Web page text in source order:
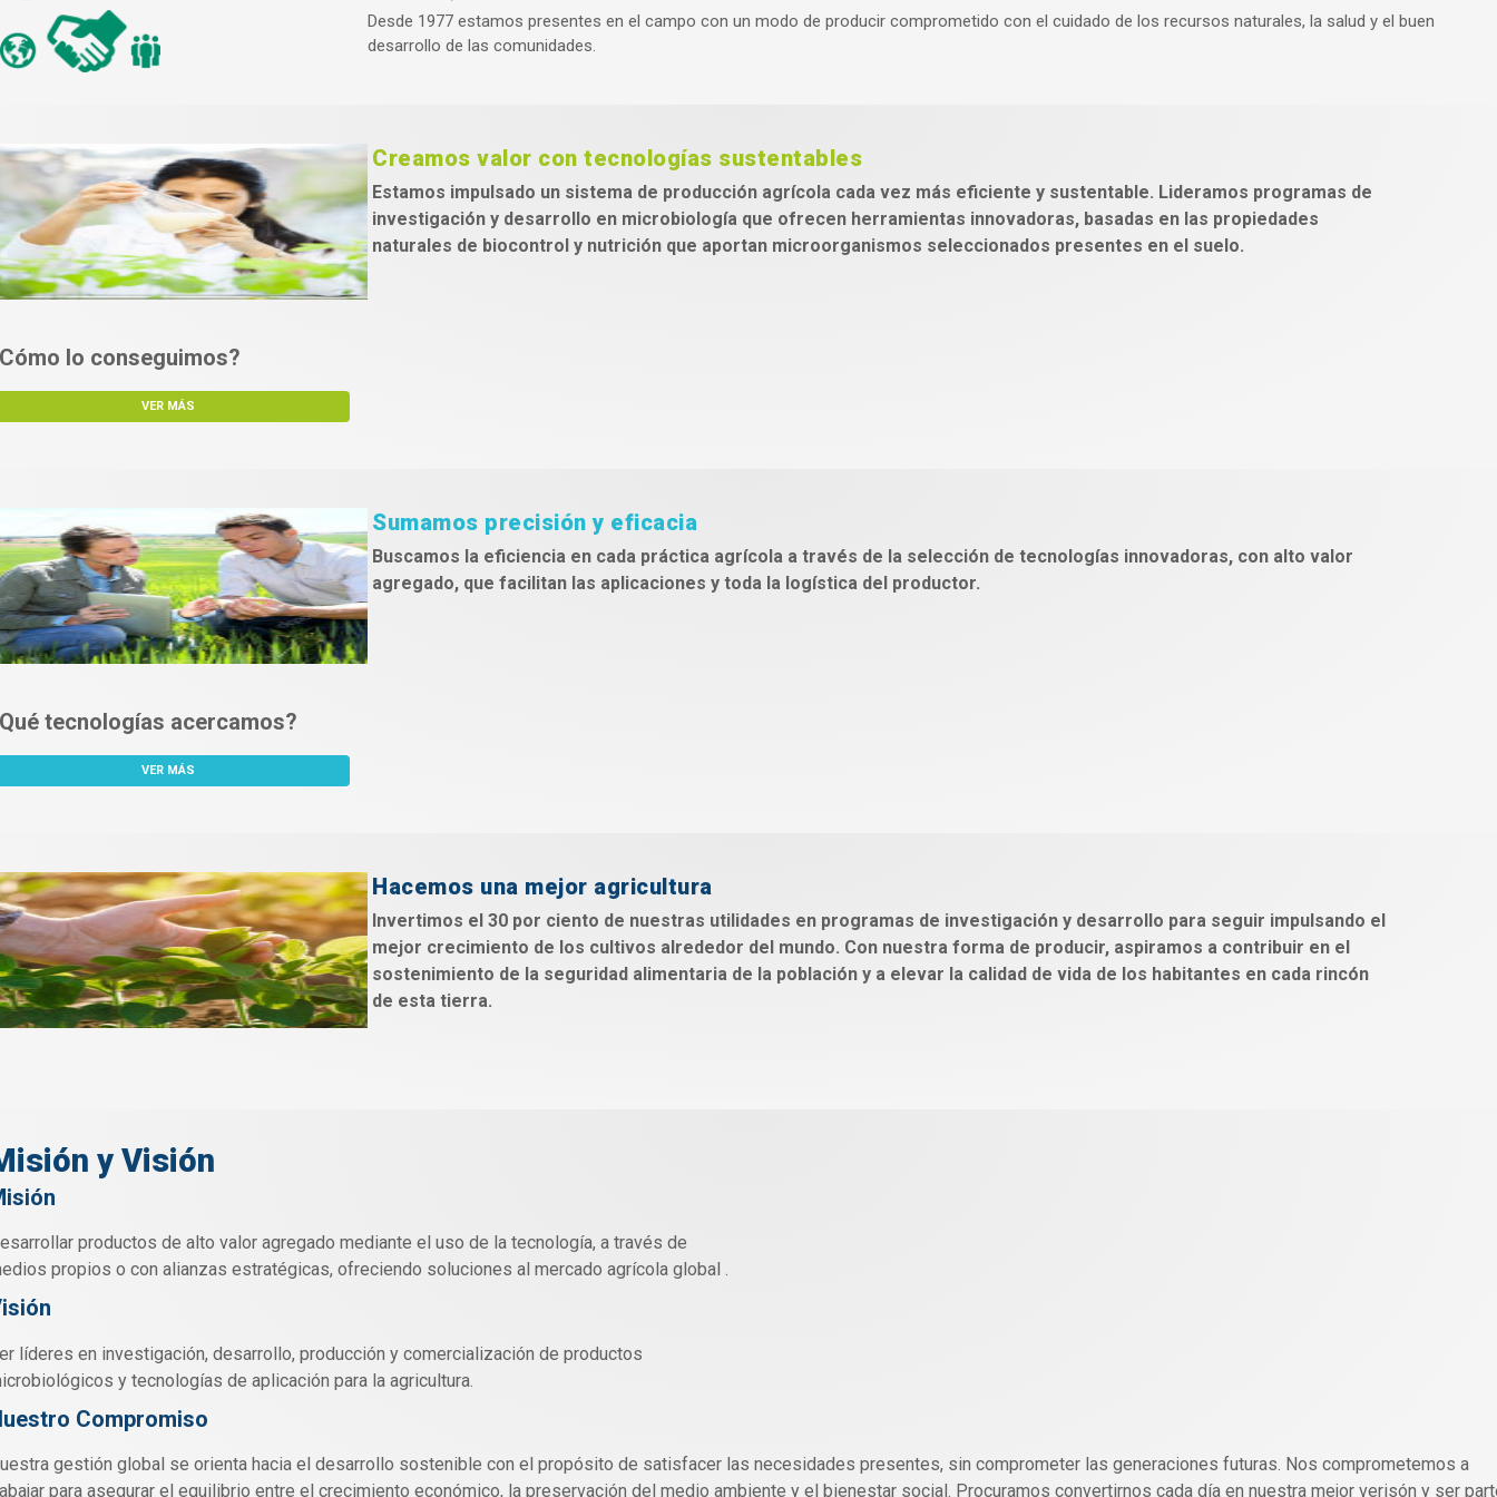
Desde 1977 estamos presentes en el campo con un modo de producir comprometido con el cuidado de los recursos naturales, la salud y el buen
desarrollo de las comunidades.
Creamos valor con tecnologías sustentables
Estamos impulsado un sistema de producción agrícola cada vez más eficiente y sustentable. Lideramos programas de
investigación y desarrollo en microbiología que ofrecen herramientas innovadoras, basadas en las propiedades
naturales de biocontrol y nutrición que aportan microorganismos seleccionados presentes en el suelo.
lo conseguimos?
VER MÁS
Sumamos precisión y eficacia
Buscamos la eficiencia en cada práctica agrícola a través de la selección de tecnologías innovadoras, con alto valor
agregado, que facilitan las aplicaciones y toda la logística del productor.
tecnologías acercamos?
VER MÁS
Hacemos una mejor agricultura
Invertimos el 30 por ciento de nuestras utilidades en programas de investigación y desarrollo para seguir impulsando el
mejor crecimiento de los cultivos alrededor del mundo. Con nuestra forma de producir, aspiramos a contribuir en el
sostenimiento de la seguridad alimentaria de la población y a elevar la calidad de vida de los habitantes en cada rincón
de esta tierra.
y Visión
productos de alto valor agregado mediante el uso de la tecnología, a través de
propios o con alianzas estratégicas, ofreciendo soluciones al mercado agrícola global .
líderes en investigación, desarrollo, producción y comercialización de productos
y tecnologías de aplicación para la agricultura.
Compromiso
gestión global se orienta hacia el desarrollo sostenible con el propósito de satisfacer las necesidades presentes, sin comprometer las generaciones futuras. Nos comprometemos a
para asegurar el equilibrio entre el crecimiento económico, la preservación del medio ambiente y el bienestar social. Procuramos convertirnos cada día en nuestra mejor verisón y ser